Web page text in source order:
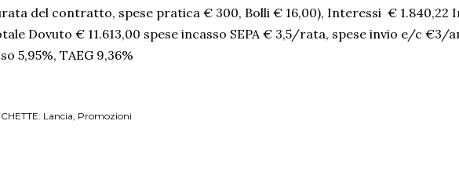
del contratto, spese pratica € 300, Bolli € 16,00), Interessi € 1.840,22
Dovuto € 11.613,00 spese incasso SEPA € 3,5/rata, spese invio e/c €3/
5,95%, TAEG 9,36%
Lancia Promozioni